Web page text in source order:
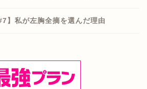
】私が左胸全摘を選んだ理由